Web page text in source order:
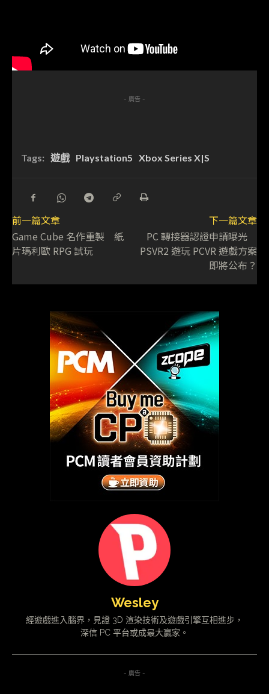
- 廣告 -
Tags: 遊戲 Playstation5 Xbox Series X|S
前一篇文章
Game Cube 名作重製 紙
片瑪利歐 RPG 試玩
下一篇文章
PC 轉接器認證申請曝光
PSVR2 遊玩 PCVR 遊戲方案
即將公布？
Wesley
經遊戲進入腦界，見證 3D 渲染技術及遊戲引擎互相進步，
深信 PC 平台或成最大贏家。
- 廣告 -